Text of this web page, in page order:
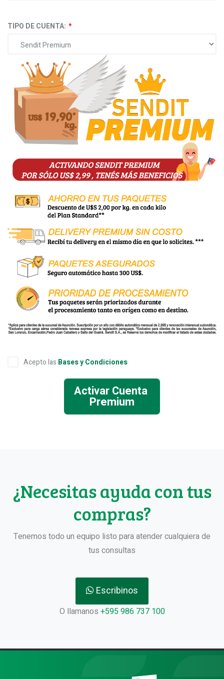
TIPO DE CUENTA:
Acepto las Bases y Condiciones
Activar Cuenta
Premium
¿Necesitas ayuda con tus
compras?
Tenemos todo un equipo listo para atender cualquiera de
tus consultas
Escribinos
O llamanos +595 986 737 100